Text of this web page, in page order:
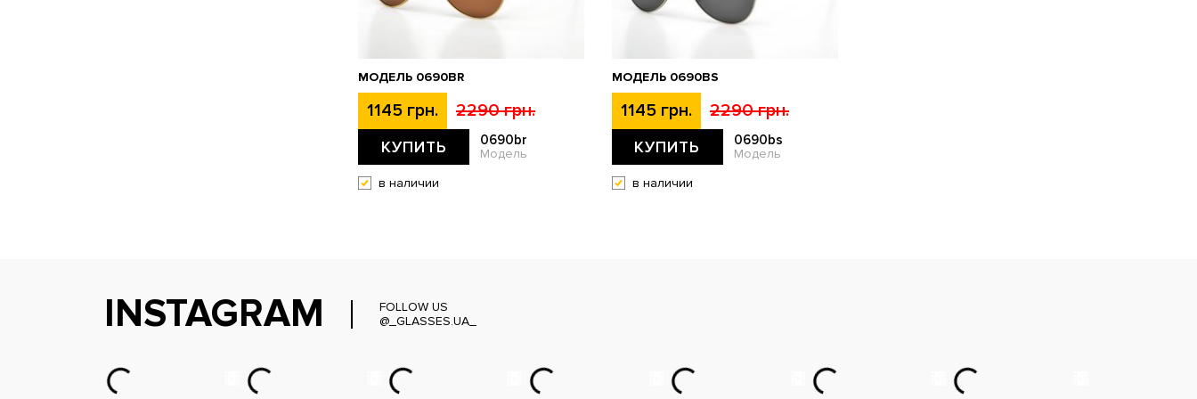
МОДЕЛЬ 0690BR
1145 грн. 2290 грн.
КУПИТЬ 0690br
Модель
в наличии
МОДЕЛЬ 0690BS
1145 грн. 2290 грн.
КУПИТЬ 0690bs
Модель
в наличии
INSTAGRAM
FOLLOW US
@_GLASSES.UA_